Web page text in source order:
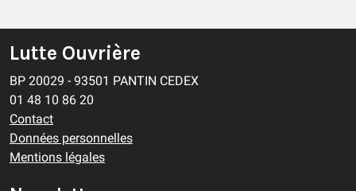
Lutte Ouvrière
BP 20029 - 93501 PANTIN CEDEX
01 48 10 86 20
Contact
Données personnelles
Mentions légales